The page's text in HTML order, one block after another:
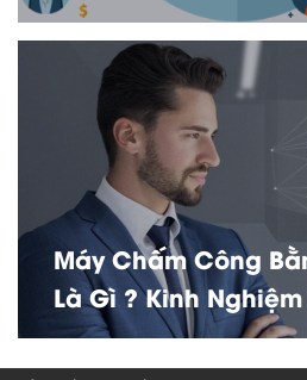
Máy Chấm Công
Là Gì ? Kinh